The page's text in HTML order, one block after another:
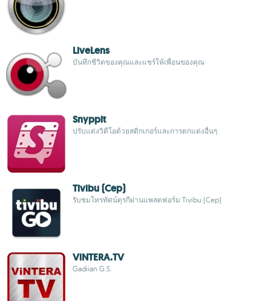
LiveLens
บันทึกชีวิตของคุณและแชร์ให้เพื่อนของคุณ
Snyppit
ปรับแต่งวิดีโอด้วยสติกเกอร์และการตกแต่งอื่นๆ
Tivibu (Cep)
รับชมโทรทัศน์ตุรกีผ่านแพลตฟอร์ม Tivibu (Cep)
ViNTERA.TV
Gadiian G.S.